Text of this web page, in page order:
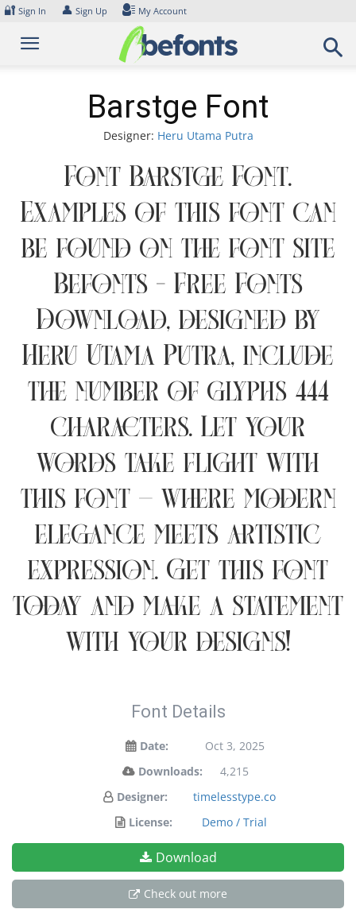
Skip
content
🔐 Sign In 👤 Sign Up My Account
Barstge Font
Designer: Heru Utama Putra
Font Barstge Font.
Examples of this font can
be found on the font site
Befonts – Free Fonts
Download, designed by
Heru Utama Putra, include
the number of glyphs 444
characters. Let your
words take flight with
this font — where modern
elegance meets artistic
expression. Get this font
today and make a statement
with your designs!
Font Details
Date:
Oct 3, 2025
Downloads:
4,215
Designer:
timelesstype.co
License:
Demo / Trial
Download
Check out more